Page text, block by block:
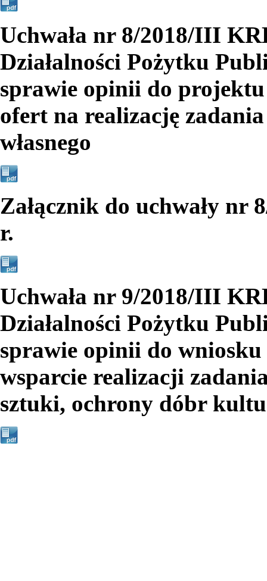
Uchwała nr 8/2018/III
Działalności Pożytku
sprawie opinii do
ofert na realizację
własnego
Załącznik do uchwały nr
r.
Uchwała nr 9/2018/III
Działalności Pożytku
sprawie opinii do
wsparcie realizacji
sztuki, ochrony dóbr